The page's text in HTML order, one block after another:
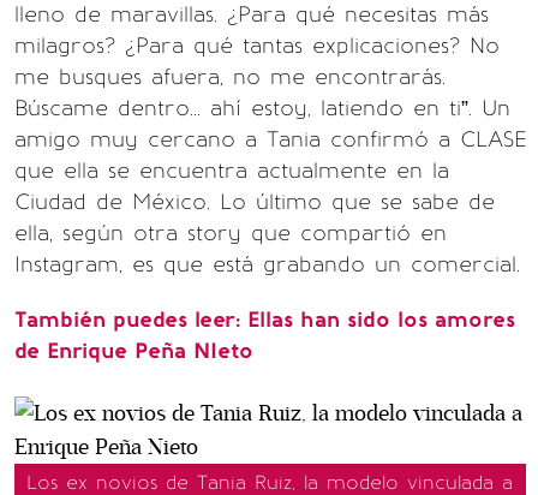
lleno de maravillas. ¿Para qué necesitas más
milagros? ¿Para qué tantas explicaciones? No
me busques afuera, no me encontrarás.
Búscame dentro... ahí estoy, latiendo en ti”. Un
amigo muy cercano a Tania confirmó a CLASE
que ella se encuentra actualmente en la
Ciudad de México. Lo último que se sabe de
ella, según otra story que compartió en
Instagram, es que está grabando un comercial.
También puedes leer: Ellas han sido los amores
de Enrique Peña NIeto
Los ex novios de Tania Ruiz, la modelo vinculada a